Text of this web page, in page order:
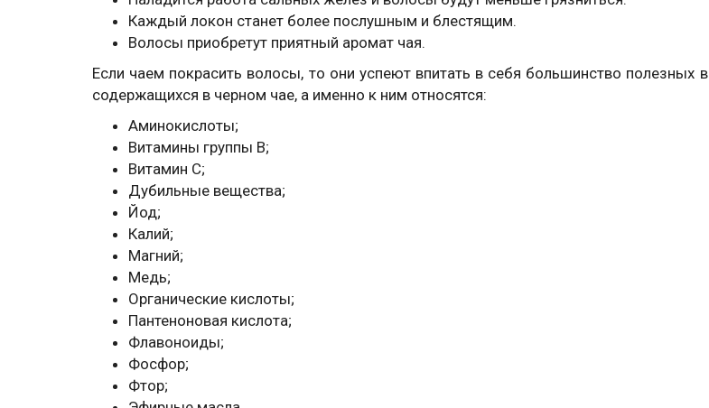
Каждый локон станет более послушным и блестящим.
Волосы приобретут приятный аромат чая.
Если чаем покрасить волосы, то они успеют впитать в себя большинство полезных
содержащихся в черном чае, а именно к ним относятся:
Аминокислоты;
Витамины группы В;
Витамин С;
Дубильные вещества;
Йод;
Калий;
Магний;
Медь;
Органические кислоты;
Пантеноновая кислота;
Флавоноиды;
Фосфор;
Фтор;